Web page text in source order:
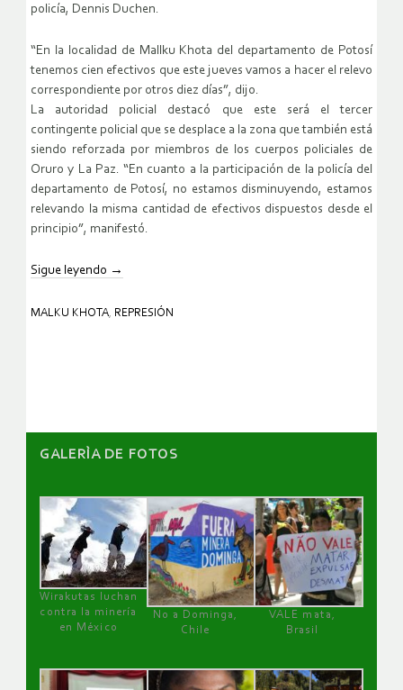
policía, Dennis Duchen.
“En la localidad de Mallku Khota del departamento de Potosí
tenemos cien efectivos que este jueves vamos a hacer el relevo
correspondiente por otros diez días”, dijo.
La autoridad policial destacó que este será el tercer
contingente policial que se desplace a la zona que también está
siendo reforzada por miembros de los cuerpos policiales de
Oruro y La Paz. “En cuanto a la participación de la policía del
departamento de Potosí, no estamos disminuyendo, estamos
relevando la misma cantidad de efectivos dispuestos desde el
principio”, manifestó.
Sigue leyendo →
MALKU KHOTA, REPRESIÓN
GALERÌA DE FOTOS
Wirakutas luchan
contra la minería
en México
No a Dominga,
Chile
VALE mata,
Brasil